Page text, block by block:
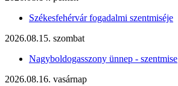
Székesfehérvár fogadalmi szentmiséje
2026.08.15. szombat
Nagyboldogasszony ünnep - szentmise
2026.08.16. vasárnap